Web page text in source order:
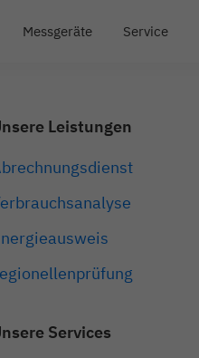
Messgeräte Service
Leistungen
Services